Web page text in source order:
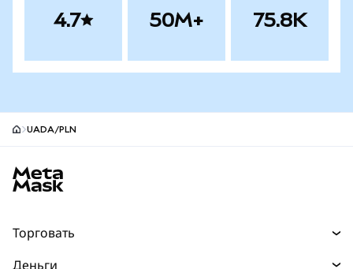
4.7 50M+ 75.8K
UADA/PLN
Торговать
Деньги